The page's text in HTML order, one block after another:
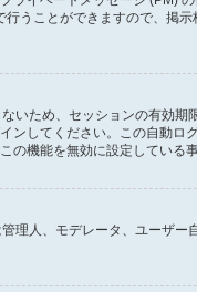
うことができますので、掲
いため、セッションの有効期
してください。この自動ロ
機能を無効に設定している事
理人、モデレータ、ユーザ